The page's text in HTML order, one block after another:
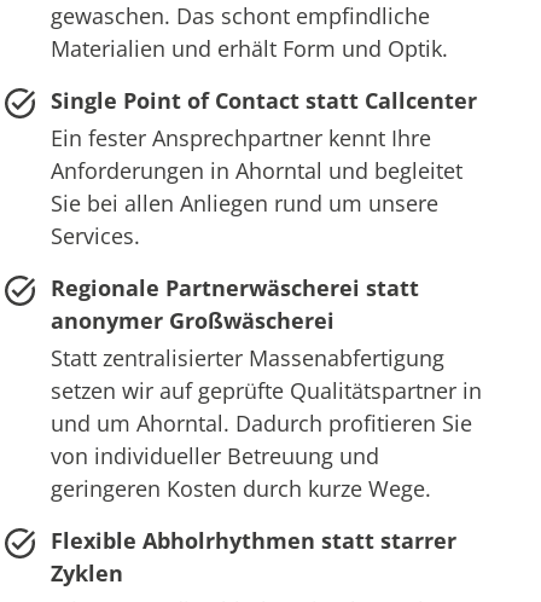
gewaschen. Das schont empfindliche
Materialien und erhält Form und Optik.
Single Point of Contact statt Callcenter
Ein fester Ansprechpartner kennt Ihre
Anforderungen in Ahorntal und begleitet
Sie bei allen Anliegen rund um unsere
Services.
Regionale Partnerwäscherei statt
anonymer Großwäscherei
Statt zentralisierter Massenabfertigung
setzen wir auf geprüfte Qualitätspartner in
und um Ahorntal. Dadurch profitieren Sie
von individueller Betreuung und
geringeren Kosten durch kurze Wege.
Flexible Abholrhythmen statt starrer
Zyklen